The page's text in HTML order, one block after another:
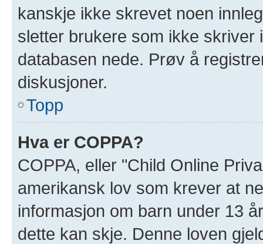
kanskje ikke skrevet noen
sletter brukere som ikke
databasen nede. Prøv å
diskusjoner.
Topp
Hva er COPPA?
COPPA, eller "Child Online
amerikansk lov som krever at
informasjon om barn under 13
dette kan skje. Denne loven